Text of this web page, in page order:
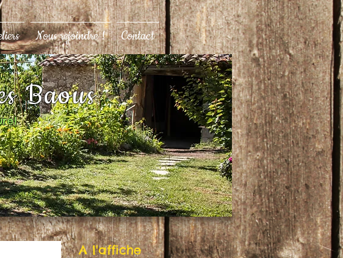
A l'affiche
Nous rejoindre ! Contact
Baous